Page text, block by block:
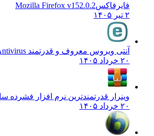
فایرفاکس Mozilla Firefox v152.0.2
۲ تیر ۱۴۰۵
آنتی ویروس معروف و قدرتمند NOD32
۲۰ خرداد ۱۴۰۵
وینرار قدرتمندترین نرم افزار فشرده
۲۰ خرداد ۱۴۰۵